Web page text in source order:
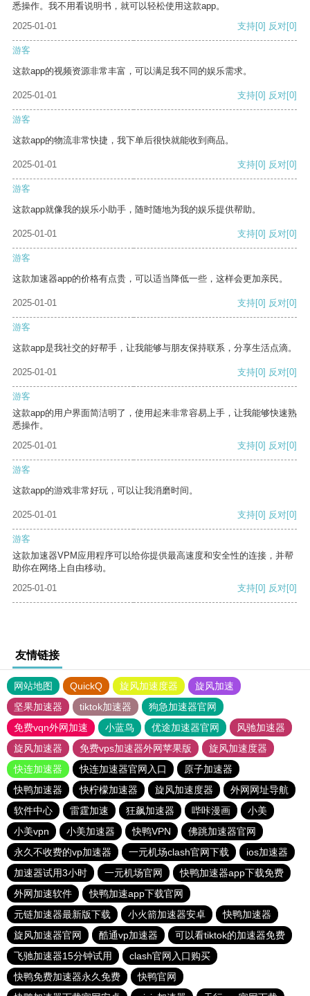
悉操作。我不用看说明书，就可以轻松使用这款app。
2025-01-01
支持[0] 反对[0]
游客
这款app的视频资源非常丰富，可以满足我不同的娱乐需求。
2025-01-01 支持[0] 反对[0]
游客
这款app的物流非常快捷，我下单后很快就能收到商品。
2025-01-01 支持[0] 反对[0]
游客
这款app就像我的娱乐小助手，随时随地为我的娱乐提供帮助。
2025-01-01 支持[0] 反对[0]
游客
这款加速器app的价格有点贵，可以适当降低一些，这样会更加亲民。
2025-01-01 支持[0] 反对[0]
游客
这款app是我社交的好帮手，让我能够与朋友保持联系，分享生活点滴。
2025-01-01 支持[0] 反对[0]
游客
这款app的用户界面简洁明了，使用起来非常容易上手，让我能够快速熟
悉操作。
2025-01-01
支持[0] 反对[0]
游客
这款app的游戏非常好玩，可以让我消磨时间。
2025-01-01 支持[0] 反对[0]
游客
这款加速器VPM应用程序可以给你提供最高速度和安全性的连接，并帮
助你在网络上自由移动。
2025-01-01
支持[0] 反对[0]
友情链接
网站地图 QuickQ 旋风加速度器
旋风加速
坚果加速器
tiktok加速器
狗急加速器官网
免费vqn外网加速
小蓝鸟 优途加速器官网
风驰加速器
旋风加速器
免费vps加速器外网苹果版
旋风加速度器
快连加速器
快连加速器官网入口
原子加速器
快鸭加速器
快柠檬加速器 旋风加速度器
外网网址导航
软件中心
雷霆加速 狂飙加速器 哔咔漫画
小美
小美vpn
小美加速器 快鸭VPN
佛跳加速器官网
永久不收费的vp加速器
一元机场clash官网下载
ios加速器
加速器试用3小时
一元机场官网
快鸭加速器app下载免费
外网加速软件
快鸭加速app下载官网
元链加速器最新版下载
小火箭加速器安卓
快鸭加速器
旋风加速器官网
酷通vp加速器
可以看tiktok的加速器免费
飞驰加速器15分钟试用
clash官网入口购买
快鸭免费加速器永久免费
快鸭官网